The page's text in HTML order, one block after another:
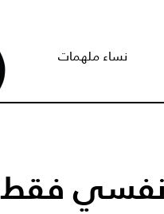
نساء ملهمات
نفسي فقط